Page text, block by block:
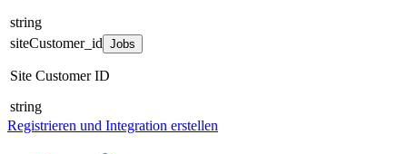
string
siteCustomer_id Jobs
Site Customer ID
string
Registrieren und Integration erstellen